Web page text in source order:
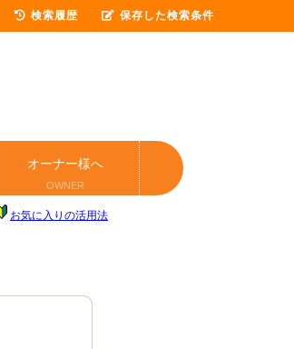
オーナー様へ
OWNER
お気に入りの活用法
検索履歴 保存した検索条件